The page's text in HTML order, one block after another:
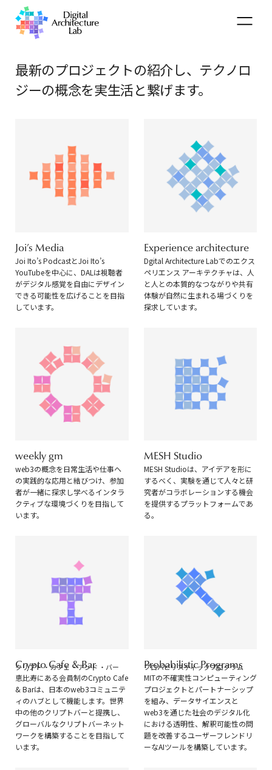
最新のプロジェクトの紹介し、 テクノロ
ジーの概念を実生活と繋げます。
Joi’s Media
Joi Ito’s PodcastとJoi Ito’s
YouTubeを中心に、DALは視聴者
がデジタル感覚を自由にデザイン
できる可能性を広げることを目指
しています。
Experience architecture
Dgital Architecture Labでのエクス
ペリエンス アーキテクチャは、人
と人との本質的なつながりや共有
体験が自然に生まれる場づくりを
探求しています。
weekly gm
web3の概念を日常生活や仕事へ
の実践的な応用と結びつけ、参加
者が一緒に探求し学べるインタラ
クティブな環境づくりを目指して
います。
MESH Studio
MESH Studioは、アイデアを形に
するべく、実験を通じて人々と研
究者がコラボレーションする機会
を提供するプラットフォームであ
る。
Crypto Cafe & Bar
クリプト ・カフェ ・アンド ・バー
恵比寿にある会員制のCrypto Cafe
& Barは、日本のweb3コミュニテ
ィのハブとして機能します。世界
中の他のクリプトバーと提携し、
グローバルなクリプトバーネット
ワークを構築することを目指して
います。
Probabilistic Programs
プロバビリスティックプログラム
MITの不確実性コンピューティング
プロジェクトとパートナーシップ
を組み、データサイエンスと
web3を通じた社会のデジタル化
における透明性、解釈可能性の問
題を改善するユーザーフレンドリ
ーなAIツールを構築しています。